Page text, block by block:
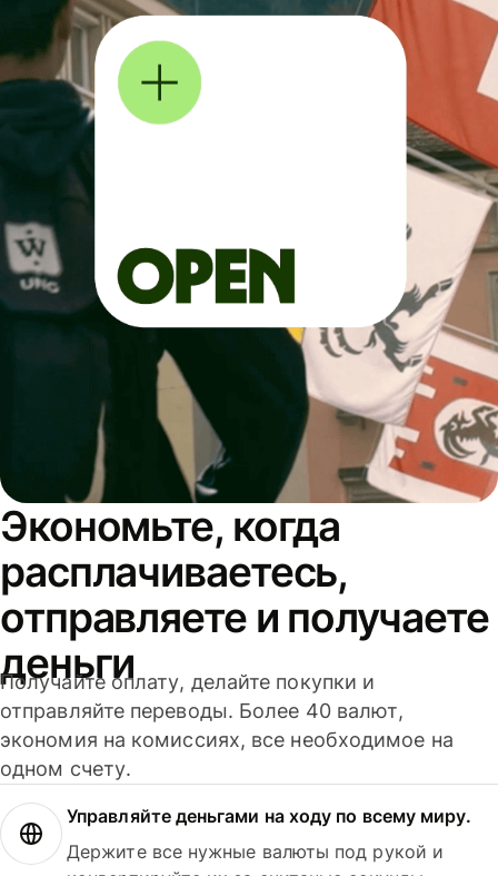
Экономьте, когда
расплачиваетесь,
отправляете и получаете
деньги
Получайте оплату, делайте покупки и
отправляйте переводы. Более 40 валют,
экономия на комиссиях, все необходимое на
одном счету.
Управляйте деньгами на ходу по всему миру.
Держите все нужные валюты под рукой и